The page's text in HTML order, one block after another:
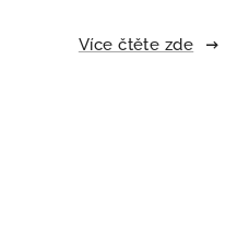
Více čtěte zde